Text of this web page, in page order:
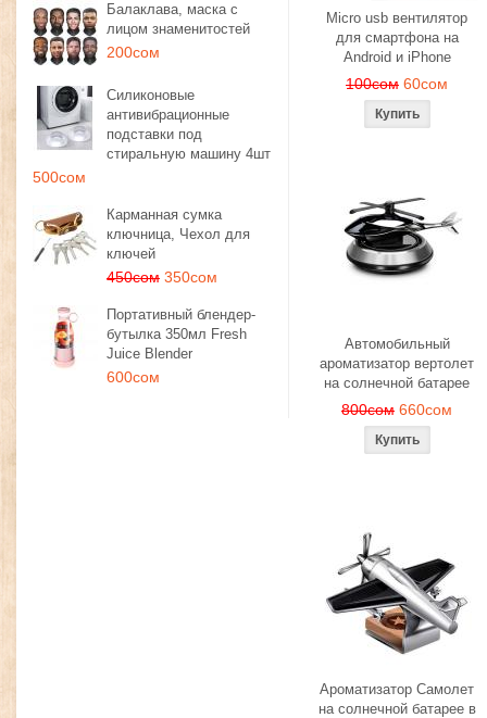
Балаклава, маска с
лицом знаменитостей
200сом
Силиконовые
антивибрационные
подставки под
стиральную машину 4шт
500сом
Карманная сумка
ключница, Чехол для
ключей
450сом 350сом
Портативный блендер-
бутылка 350мл Fresh
Juice Blender
600сом
Micro usb вентилятор
для смартфона на
Android и iPhone
100сом 60сом
Автомобильный
ароматизатор вертолет
на солнечной батарее
800сом 660сом
Ароматизатор Самолет
на солнечной батарее в